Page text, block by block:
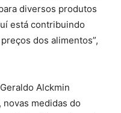
diversos produtos
está contribuindo
dos alimentos”,
Alckmin
medidas do